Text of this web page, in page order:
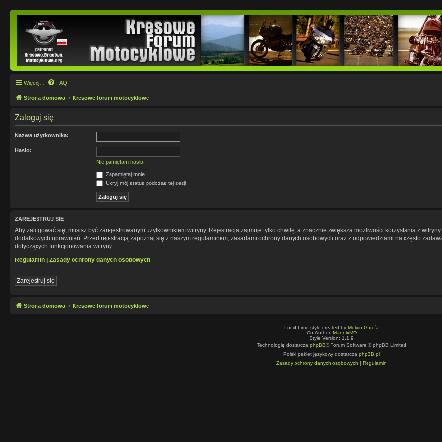
Więcej… FAQ
Strona domowa Kresowe forum motocyklowe
Zaloguj się
Nazwa użytkownika:
Hasło:
Nie pamiętam hasła
Zapamiętaj mnie
Ukryj mój status podczas tej sesji
ZAREJESTRUJ SIĘ
Aby zalogować się, musisz być zarejestrowanym użytkownikiem witryny. Rejestracja zajmuje tylko chwilę, a znacznie zwiększa możliwości korzystania z
dodatkowych uprawnień. Przed rejestracją zapoznaj się z naszym regulaminem, zasadami ochrony danych osobowych oraz z odpowiedziami na często
dotyczących funkcjonowania witryny.
Regulamin | Zasady ochrony danych osobowych
Zarejestruj się
Strona domowa Kresowe forum motocyklowe
Lucid Lime style created by Melvin García
Co-Author: MannixMD
Style Version: 1.1.9
Technologię dostarcza phpBB® Forum Software © phpBB Limited
Polski pakiet językowy dostarcza phpBB.pl
Zasady ochrony danych osobowych | Regulamin